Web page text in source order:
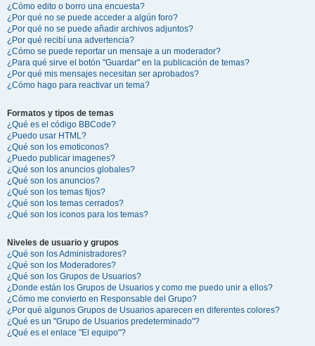
¿Cómo edito o borro una encuesta?
¿Por qué no se puede acceder a algún foro?
¿Por qué no se puede añadir archivos adjuntos?
¿Por qué recibí una advertencia?
¿Cómo se puede reportar un mensaje a un moderador?
¿Para qué sirve el botón "Guardar" en la publicación de temas?
¿Por qué mis mensajes necesitan ser aprobados?
¿Cómo hago para reactivar un tema?
Formatos y tipos de temas
¿Qué es el código BBCode?
¿Puedo usar HTML?
¿Qué son los emoticonos?
¿Puedo publicar imagenes?
¿Qué son los anuncios globales?
¿Qué son los anuncios?
¿Qué son los temas fijos?
¿Qué son los temas cerrados?
¿Qué son los iconos para los temas?
Niveles de usuario y grupos
¿Qué son los Administradores?
¿Qué son los Moderadores?
¿Qué son los Grupos de Usuarios?
¿Donde están los Grupos de Usuarios y como me puedo unir a ellos?
¿Cómo me convierto en Responsable del Grupo?
¿Por qué algunos Grupos de Usuarios aparecen en diferentes colores?
¿Qué es un "Grupo de Usuarios predeterminado"?
¿Qué es el enlace "El equipo"?